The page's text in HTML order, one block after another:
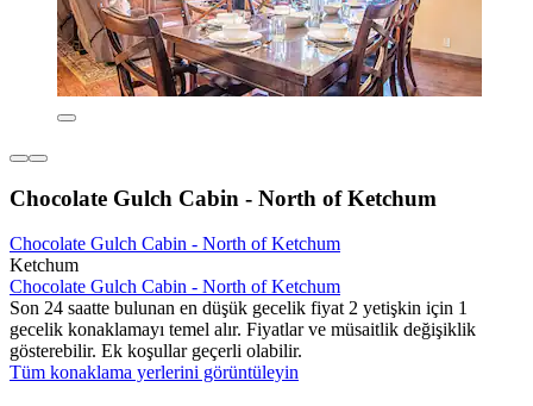
Chocolate Gulch Cabin - North of Ketchum
Chocolate Gulch Cabin - North of Ketchum
Ketchum
Chocolate Gulch Cabin - North of Ketchum
Son 24 saatte bulunan en düşük gecelik fiyat 2 yetişkin için 1
gecelik konaklamayı temel alır. Fiyatlar ve müsaitlik değişiklik
gösterebilir. Ek koşullar geçerli olabilir.
Tüm konaklama yerlerini görüntüleyin